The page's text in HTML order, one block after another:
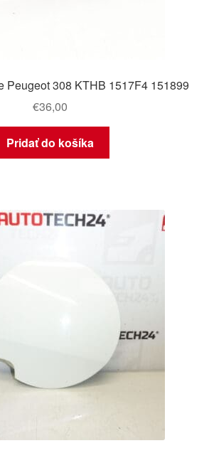
Peugeot 308 KTHB 1517F4 151899
€36,00
Pridať do košíka